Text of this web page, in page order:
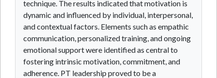
technique. The results indicated that motivation is
dynamic and influenced by individual, interpersonal,
and contextual factors. Elements such as empathic
communication, personalized training, and ongoing
emotional support were identified as central to
fostering intrinsic motivation, commitment, and
adherence. PT leadership proved to be a